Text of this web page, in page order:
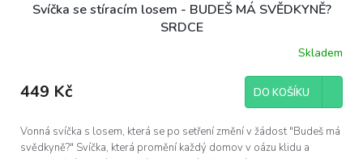
Svíčka se stíracím losem - BUDEŠ MÁ SVĚDKYNĚ?
SRDCE
Skladem
449 Kč DO KOŠÍKU
Vonná svíčka s losem, která se po setření změní v žádost "Budeš má
svědkyně?" Svíčka, která promění každý domov v oázu klidu a